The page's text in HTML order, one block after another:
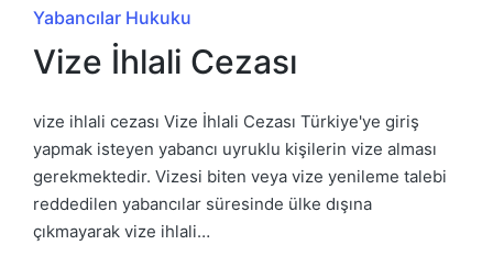
Posted
in
Yabancılar Hukuku
Vize İhlali Cezası
vize ihlali cezası Vize İhlali Cezası Türkiye'ye giriş
yapmak isteyen yabancı uyruklu kişilerin vize alması
gerekmektedir. Vizesi biten veya vize yenileme talebi
reddedilen yabancılar süresinde ülke dışına
çıkmayarak vize ihlali…